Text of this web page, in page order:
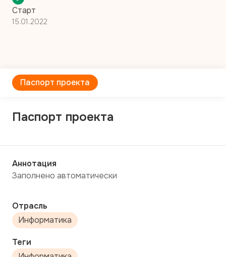
Старт
15.01.2022
Паспорт проекта
Паспорт проекта
Аннотация
Заполнено автоматически
Отрасль
Информатика
Теги